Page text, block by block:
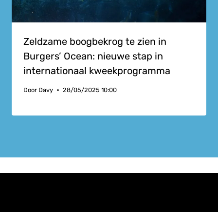
Zeldzame boogbekrog te zien in
Burgers’ Ocean: nieuwe stap in
internationaal kweekprogramma
Door Davy 28/05/2025 10:00